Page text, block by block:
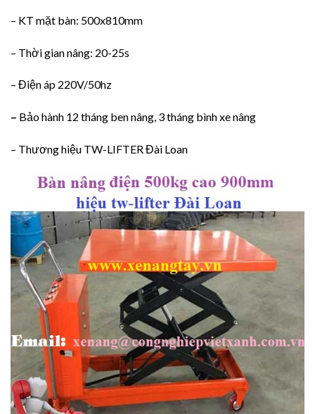
– KT mặt bàn: 500x810mm
– Thời gian nâng: 20-25s
– Điện áp 220V/50hz
– Bảo hành 12 tháng ben nâng, 3 tháng bình xe nâng
– Thương hiệu TW-LIFTER Đài Loan